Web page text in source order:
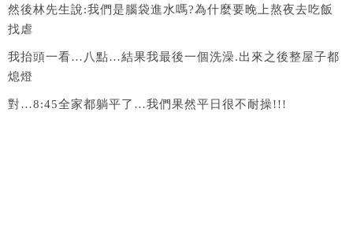
然後林先生說:我們是腦袋進水嗎?為什麼要晚上熬夜去吃飯
找虐
我抬頭一看…八點…結果我最後一個洗澡.出來之後整屋子都
熄燈
對…8:45全家都躺平了…我們果然平日很不耐操!!!